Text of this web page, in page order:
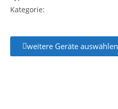
Kategorie:
weitere Geräte auswählen